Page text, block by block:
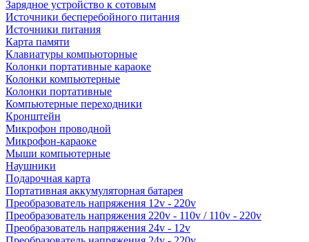
Зарядное устройство к сотовым
Источники бесперебойного питания
Источники питания
Карта памяти
Клавиатуры компьюторные
Колонки портативные караоке
Колонки компьютерные
Колонки портативные
Компьютерные переходники
Кронштейн
Микрофон проводной
Микрофон-караоке
Мыши компьютерные
Наушники
Подарочная карта
Портативная аккумуляторная батарея
Преобразователь напряжения 12v - 220v
Преобразователь напряжения 220v - 110v / 110v - 220v
Преобразователь напряжения 24v - 12v